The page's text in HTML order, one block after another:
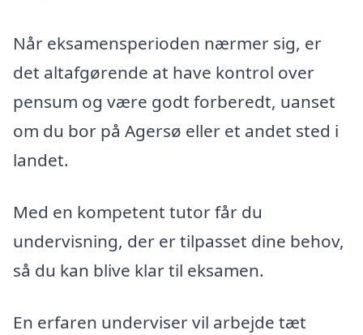
Når eksamensperioden nærmer sig, er
det altafgørende at have kontrol over
pensum og være godt forberedt, uanset
om du bor på Agersø eller et andet sted i
landet.
Med en kompetent tutor får du
undervisning, der er tilpasset dine behov,
så du kan blive klar til eksamen.
En erfaren underviser vil arbejde tæt